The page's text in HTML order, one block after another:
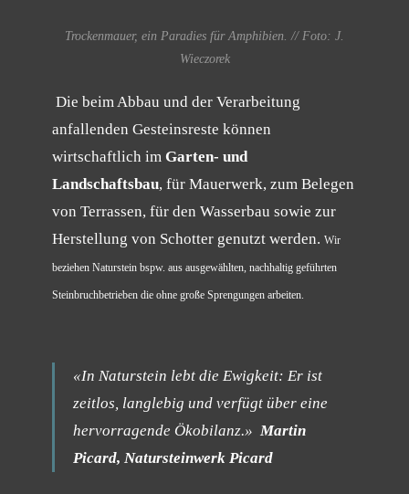
Trockenmauer, ein Paradies für Amphibien. // Foto: J.
Wieczorek
Die beim Abbau und der Verarbeitung
anfallenden Gesteinsreste können
wirtschaftlich imGarten- und
Landschaftsbau, für Mauerwerk, zum Belegen
von Terrassen, für den Wasserbau sowie zur
Herstellung von Schotter genutzt werden.Wir
beziehen Naturstein bspw. aus ausgewählten, nachhaltig geführten
Steinbruchbetrieben die ohne große Sprengungen arbeiten.
«In Naturstein lebt die Ewigkeit: Er ist
zeitlos, langlebig und verfügt über eine
hervorragende Ökobilanz.»Martin
Picard, Natursteinwerk Picard